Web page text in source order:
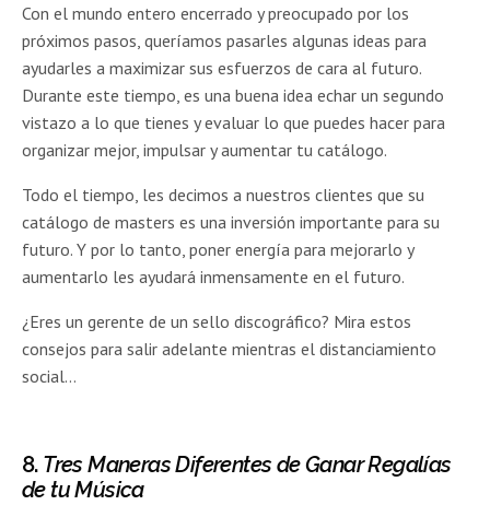
Con el mundo entero encerrado y preocupado por los
próximos pasos, queríamos pasarles algunas ideas para
ayudarles a maximizar sus esfuerzos de cara al futuro.
Durante este tiempo, es una buena idea echar un segundo
vistazo a lo que tienes y evaluar lo que puedes hacer para
organizar mejor, impulsar y aumentar tu catálogo.
Todo el tiempo, les decimos a nuestros clientes que su
catálogo de masters es una inversión importante para su
futuro. Y por lo tanto, poner energía para mejorarlo y
aumentarlo les ayudará inmensamente en el futuro.
¿Eres un gerente de un sello discográfico? Mira estos
consejos para salir adelante mientras el distanciamiento
social…
8. Tres Maneras Diferentes de Ganar Regalías
de tu Música